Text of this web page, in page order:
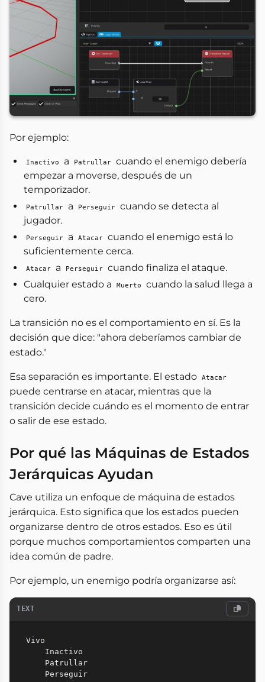
Por ejemplo:
Inactivo a Patrullar cuando el enemigo debería
empezar a moverse, después de un
temporizador.
Patrullar a Perseguir cuando se detecta al
jugador.
Perseguir a Atacar cuando el enemigo está lo
suficientemente cerca.
Atacar a Perseguir cuando finaliza el ataque.
Cualquier estado a
Muerto
cuando la salud llega a
cero.
La transición no es el comportamiento en sí. Es la
decisión que dice: "ahora deberíamos cambiar de
estado."
Esa separación es importante. El estado Atacar
puede centrarse en atacar, mientras que la
transición decide cuándo es el momento de entrar
o salir de ese estado.
Por qué las Máquinas de Estados
Jerárquicas Ayudan
Cave utiliza un enfoque de máquina de estados
jerárquica. Esto significa que los estados pueden
organizarse dentro de otros estados. Eso es útil
porque muchos comportamientos comparten una
idea común de padre.
Por ejemplo, un enemigo podría organizarse así:
TEXT
Vivo